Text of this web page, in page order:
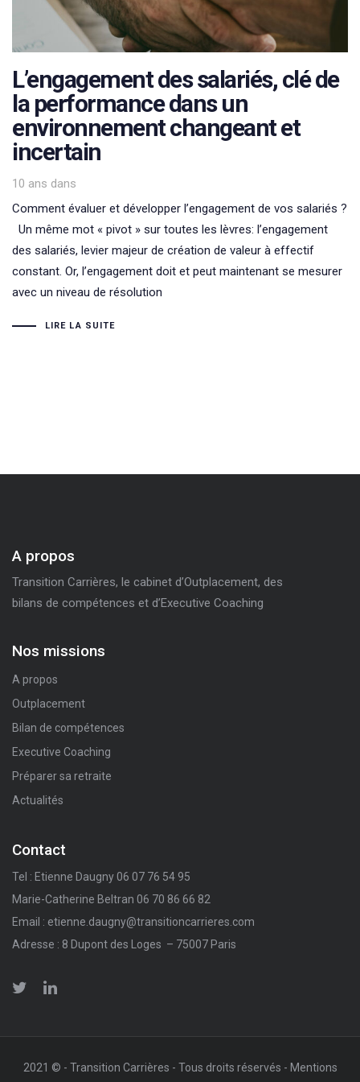
L’engagement des salariés, clé de
la performance dans un
environnement changeant et
incertain
10 ans dans
Comment évaluer et développer l’engagement de vos salariés ?
Un même mot « pivot » sur toutes les lèvres: l’engagement
des salariés, levier majeur de création de valeur à effectif
constant. Or, l’engagement doit et peut maintenant se mesurer
avec un niveau de résolution
LIRE LA SUITE
A propos
Transition Carrières, le cabinet d’Outplacement, des
bilans de compétences et d’Executive Coaching
Nos missions
A propos
Outplacement
Bilan de compétences
Executive Coaching
Préparer sa retraite
Actualités
Contact
Tel : Etienne Daugny 06 07 76 54 95
Marie-Catherine Beltran 06 70 86 66 82
Email : etienne.daugny@transitioncarrieres.com
Adresse : 8 Dupont des Loges – 75007 Paris
2021 © - Transition Carrières - Tous droits réservés - Mentions